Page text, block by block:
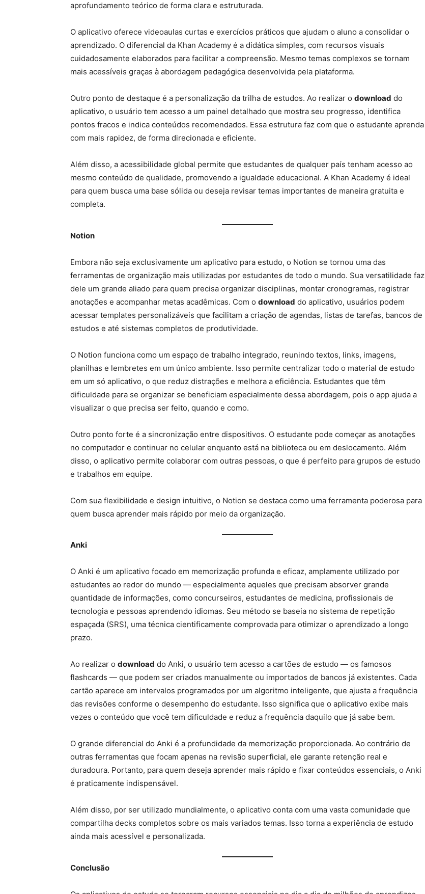
aprofundamento teórico de forma clara e estruturada.
O aplicativo oferece videoaulas curtas e exercícios práticos que ajudam o aluno a consolidar o
aprendizado. O diferencial da Khan Academy é a didática simples, com recursos visuais
cuidadosamente elaborados para facilitar a compreensão. Mesmo temas complexos se tornam
mais acessíveis graças à abordagem pedagógica desenvolvida pela plataforma.
Outro ponto de destaque é a personalização da trilha de estudos. Ao realizar o download do
aplicativo, o usuário tem acesso a um painel detalhado que mostra seu progresso, identifica
pontos fracos e indica conteúdos recomendados. Essa estrutura faz com que o estudante aprenda
com mais rapidez, de forma direcionada e eficiente.
Além disso, a acessibilidade global permite que estudantes de qualquer país tenham acesso ao
mesmo conteúdo de qualidade, promovendo a igualdade educacional. A Khan Academy é ideal
para quem busca uma base sólida ou deseja revisar temas importantes de maneira gratuita e
completa.
Notion
Embora não seja exclusivamente um aplicativo para estudo, o Notion se tornou uma das
ferramentas de organização mais utilizadas por estudantes de todo o mundo. Sua versatilidade faz
dele um grande aliado para quem precisa organizar disciplinas, montar cronogramas, registrar
anotações e acompanhar metas acadêmicas. Com o download do aplicativo, usuários podem
acessar templates personalizáveis que facilitam a criação de agendas, listas de tarefas, bancos de
estudos e até sistemas completos de produtividade.
O Notion funciona como um espaço de trabalho integrado, reunindo textos, links, imagens,
planilhas e lembretes em um único ambiente. Isso permite centralizar todo o material de estudo
em um só aplicativo, o que reduz distrações e melhora a eficiência. Estudantes que têm
dificuldade para se organizar se beneficiam especialmente dessa abordagem, pois o app ajuda a
visualizar o que precisa ser feito, quando e como.
Outro ponto forte é a sincronização entre dispositivos. O estudante pode começar as anotações
no computador e continuar no celular enquanto está na biblioteca ou em deslocamento. Além
disso, o aplicativo permite colaborar com outras pessoas, o que é perfeito para grupos de estudo
e trabalhos em equipe.
Com sua flexibilidade e design intuitivo, o Notion se destaca como uma ferramenta poderosa para
quem busca aprender mais rápido por meio da organização.
Anki
O Anki é um aplicativo focado em memorização profunda e eficaz, amplamente utilizado por
estudantes ao redor do mundo — especialmente aqueles que precisam absorver grande
quantidade de informações, como concurseiros, estudantes de medicina, profissionais de
tecnologia e pessoas aprendendo idiomas. Seu método se baseia no sistema de repetição
espaçada (SRS), uma técnica cientificamente comprovada para otimizar o aprendizado a longo
prazo.
Ao realizar o download do Anki, o usuário tem acesso a cartões de estudo — os famosos
flashcards — que podem ser criados manualmente ou importados de bancos já existentes. Cada
cartão aparece em intervalos programados por um algoritmo inteligente, que ajusta a frequência
das revisões conforme o desempenho do estudante. Isso significa que o aplicativo exibe mais
vezes o conteúdo que você tem dificuldade e reduz a frequência daquilo que já sabe bem.
O grande diferencial do Anki é a profundidade da memorização proporcionada. Ao contrário de
outras ferramentas que focam apenas na revisão superficial, ele garante retenção real e
duradoura. Portanto, para quem deseja aprender mais rápido e fixar conteúdos essenciais, o Anki
é praticamente indispensável.
Além disso, por ser utilizado mundialmente, o aplicativo conta com uma vasta comunidade que
compartilha decks completos sobre os mais variados temas. Isso torna a experiência de estudo
ainda mais acessível e personalizada.
Conclusão